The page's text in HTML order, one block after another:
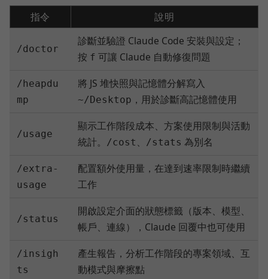
指令 說明
/doctor
診斷並驗證 Claude Code 安裝與設定；
按 f 可讓 Claude 自動修復問題
/heapdu
mp
將 JS 堆快照與記憶體分解寫入
~/Desktop ，用於診斷高記憶體使用
/usage
顯示工作階段成本、方案使用限制與活動
統計。
/cost 、 /stats 為別名
/extra-
usage
配置額外使用量，在達到速率限制時繼續
工作
/status
開啟設定介面的狀態標籤（版本、模型、
帳戶、連線），Claude 回覆中也可使用
/insigh
ts
產生報告，分析工作階段的專案領域、互
動模式與摩擦點